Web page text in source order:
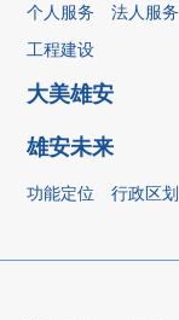
个人服务 法人服务
工程建设
大美雄安
雄安未来
功能定位 行政区划